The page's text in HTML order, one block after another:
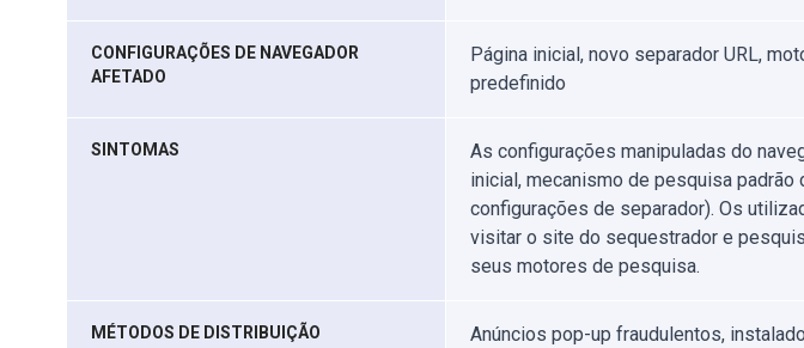
CONFIGURAÇÕES DE NAVEGADOR
AFETADO
Página inicial, novo separador URL,
predefinido
SINTOMAS
As configurações manipuladas do
inicial, mecanismo de pesquisa padrão
configurações de separador). Os
visitar o site do sequestrador e
seus motores de pesquisa.
MÉTODOS DE DISTRIBUIÇÃO
Anúncios pop-up fraudulentos,